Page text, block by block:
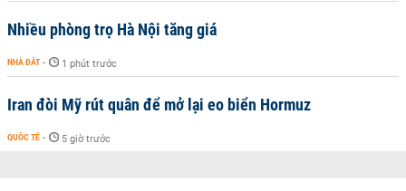
Nhiều phòng trọ Hà Nội tăng giá
NHÀ ĐẤT - 1 phút trước
Iran đòi Mỹ rút quân để mở lại eo biển Hormuz
QUỐC TẾ - 5 giờ trước